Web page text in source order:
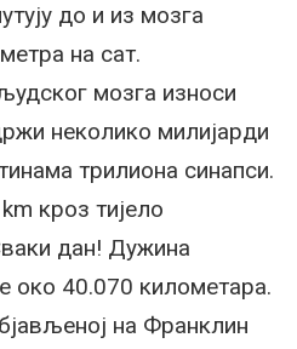
до и из мозга
на сат.
мозга износи
неколико милијарди
трилиона синапси.
кроз тијело
дан! Дужина
око 40.070 километара.
на Франклин